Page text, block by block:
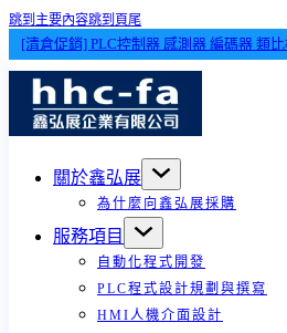
跳到主要內容跳到頁尾
[清倉促銷] PLC控制器 感測器 編碼器 類
關於鑫弘展
為什麼向鑫弘展採購
服務項目
自動化程式開發
PLC程式設計規劃與撰寫
HMI人機介面設計